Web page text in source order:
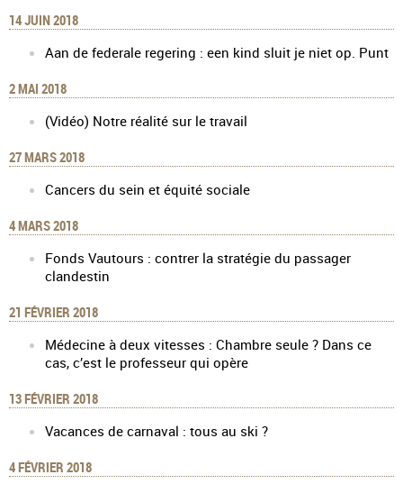
14 JUIN 2018
Aan de federale regering : een kind sluit je niet op. Punt
2 MAI 2018
(Vidéo) Notre réalité sur le travail
27 MARS 2018
Cancers du sein et équité sociale
4 MARS 2018
Fonds Vautours : contrer la stratégie du passager
clandestin
21 FÉVRIER 2018
Médecine à deux vitesses : Chambre seule ? Dans ce
cas, c’est le professeur qui opère
13 FÉVRIER 2018
Vacances de carnaval : tous au ski ?
4 FÉVRIER 2018